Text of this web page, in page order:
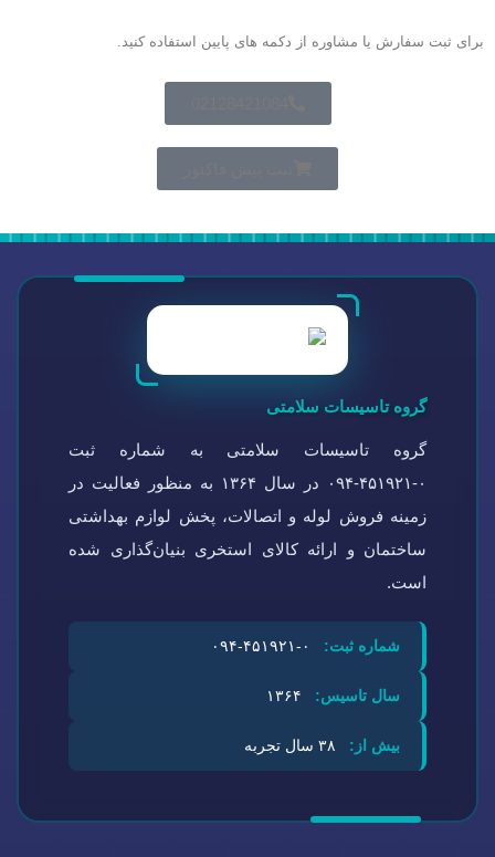
برای ثبت سفارش یا مشاوره از دکمه های پایین استفاده کنید.
گروه تاسیسات سلامتی
گروه تاسیسات سلامتی به شماره ثبت
۰-۴۵۱۹۲۱-۰۹۴ در سال ۱۳۶۴ به منظور فعالیت در
زمینه فروش لوله و اتصالات، پخش لوازم بهداشتی
ساختمان و ارائه کالای استخری بنیان‌گذاری شده
است.
شماره ثبت:
سال تاسیس:
بیش از: